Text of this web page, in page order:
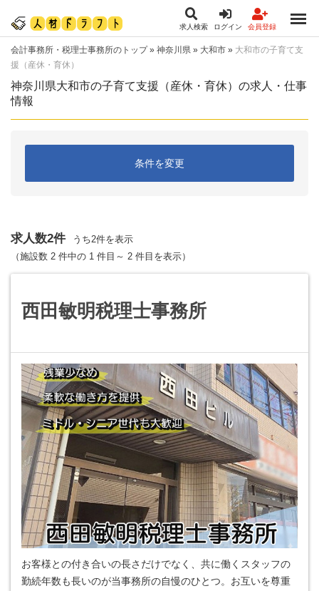
求人検索 ログイン 会員登録
会計事務所・税理士事務所のトップ» 神奈川県 » 大和市 » 大和市の子育て支
援（産休・育休）
神奈川県大和市の子育て支援（産休・育休）の求人・仕事
情報
条件を変更
求人数2件
うち2件を表示
（施設数 2 件中の 1 件目～ 2 件目を表示）
西田敏明税理士事務所
お客様との付き合いの長さだけでなく、共に働くスタッフの
勤続年数も長いのが当事務所の自慢のひとつ。お互いを尊重